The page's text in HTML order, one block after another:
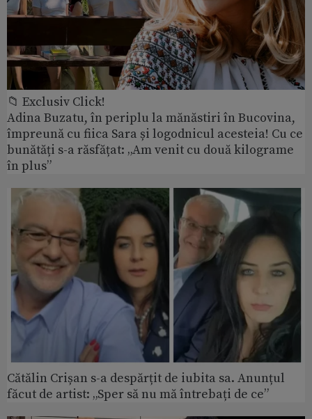
📁 Exclusiv Click!
Adina Buzatu, în periplu la mănăstiri în Bucovina,
împreună cu fiica Sara și logodnicul acesteia! Cu ce
bunătăți s-a răsfățat: „Am venit cu două kilograme
în plus”
Cătălin Crișan s-a despărțit de iubita sa. Anunțul
făcut de artist: „Sper să nu mă întrebați de ce”